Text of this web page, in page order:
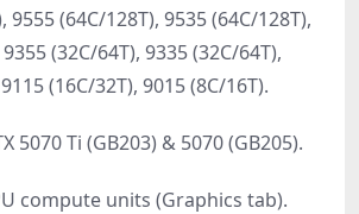
9555 (64C/128T), 9535 (64C/128T),
(32C/64T), 9335 (32C/64T),
(16C/32T), 9015 (8C/16T).
5070 Ti (GB203) & 5070 (GB205).
compute units (Graphics tab).